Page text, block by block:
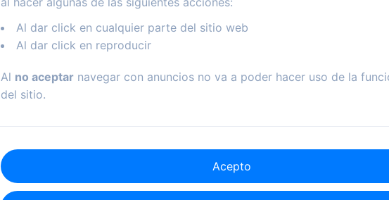
Al dar click en cualquier parte del sitio web
Al dar click en reproducir
Al no aceptar navegar con anuncios no va a poder hacer uso de la
del sitio.
Acepto